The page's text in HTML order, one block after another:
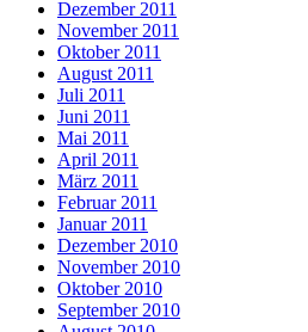
Dezember 2011
November 2011
Oktober 2011
August 2011
Juli 2011
Juni 2011
Mai 2011
April 2011
März 2011
Februar 2011
Januar 2011
Dezember 2010
November 2010
Oktober 2010
September 2010